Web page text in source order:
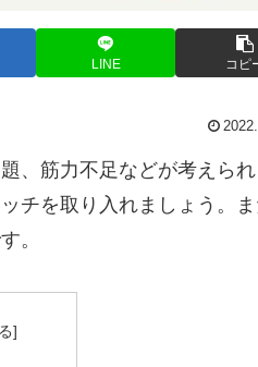
LINE コピ
、筋力不足などが考えら
チを取り入れましょう。
。